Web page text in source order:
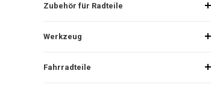
Zubehör für Radteile
Werkzeug
Fahrradteile